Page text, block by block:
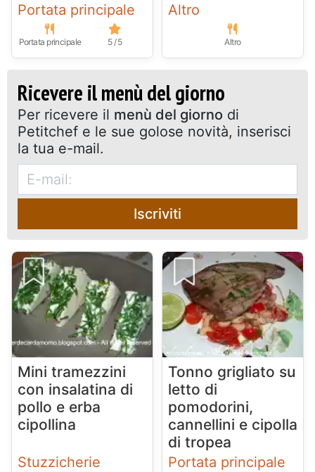
Portata principale
Portata principale 5 / 5
Altro
Altro
Ricevere il menù del giorno
Per ricevere il menù del giorno di
Petitchef e le sue golose novità, inserisci
la tua e-mail.
Iscriviti
Mini tramezzini
con insalatina di
pollo e erba
cipollina
Stuzzicherie
Tonno grigliato su
letto di
pomodorini,
cannellini e cipolla
di tropea
Portata principale